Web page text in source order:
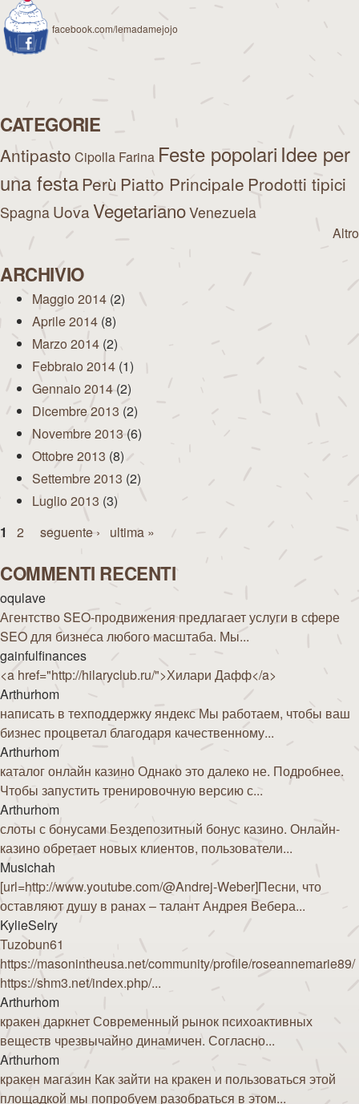
facebook.com/lemadamejojo
CATEGORIE
Antipasto Cipolla Farina Feste popolari Idee per
una festa Perù Piatto Principale Prodotti tipici
Spagna UovaVegetarianoVenezuela
Altro
ARCHIVIO
Maggio 2014 (2)
Aprile 2014 (8)
Marzo 2014 (2)
Febbraio 2014 (1)
Gennaio 2014 (2)
Dicembre 2013 (2)
Novembre 2013 (6)
Ottobre 2013 (8)
Settembre 2013 (2)
Luglio 2013 (3)
Pagine
1 2 seguente › ultima »
COMMENTI RECENTI
oqulave
Агентство SEO-продвижения предлагает услуги в сфере
SEO для бизнеса любого масштаба. Мы...
gainfulfinances
<a href="http://hilaryclub.ru/">Хилари Дафф</a>
Arthurhom
написать в техподдержку яндекс Мы работаем, чтобы ваш
бизнес процветал благодаря качественному...
Arthurhom
каталог онлайн казино Однако это далеко не. Подробнее.
Чтобы запустить тренировочную версию с...
Arthurhom
слоты с бонусами Бездепозитный бонус казино. Онлайн-
казино обретает новых клиентов, пользователи...
Musichah
[url=http://www.youtube.com/@Andrej-Weber]Песни, что
оставляют душу в ранах – талант Андрея Вебера...
KylieSelry
Tuzobun61
https://masonintheusa.net/community/profile/roseannemarie89/
https://shm3.net/index.php/...
Arthurhom
кракен даркнет Современный рынок психоактивных
веществ чрезвычайно динамичен. Согласно...
Arthurhom
кракен магазин Как зайти на кракен и пользоваться этой
площадкой мы попробуем разобраться в этом...